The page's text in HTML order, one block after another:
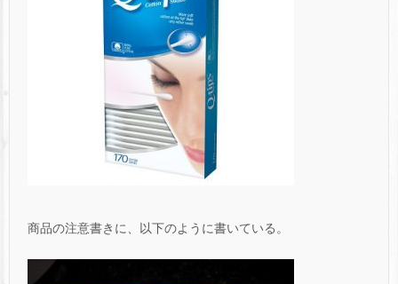
商品の注意書きに、以下のように書いている。